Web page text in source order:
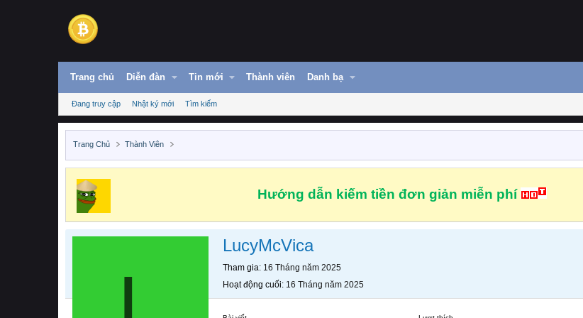
Trang chủ Diễn đàn Tin mới Thành viên Danh bạ
Đang truy cập Nhật ký mới Tìm kiếm
Trang Chủ Thành Viên
Hướng dẫn kiếm tiền đơn giản miễn phí
LucyMcVica
Tham gia 16 Tháng năm 2025
Hoạt động cuối 16 Tháng năm 2025